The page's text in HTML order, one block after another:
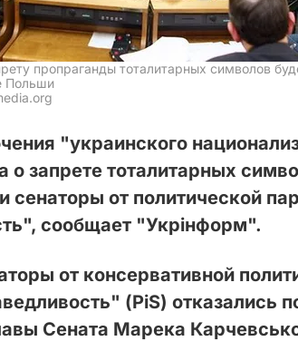
пропраганды тоталитарных символов
Польши
"украинского
о запрете тоталитарных
сенаторы от политической
сообщает "Укрінформ".
от консервативной
(PiS) отказались
Сената Марека